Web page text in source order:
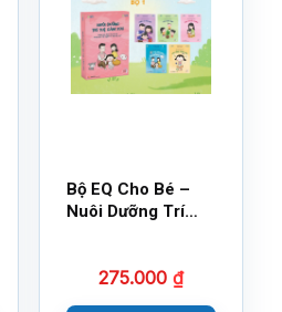
Bộ EQ Cho Bé –
Nuôi Dưỡng Trí
275.000 ₫